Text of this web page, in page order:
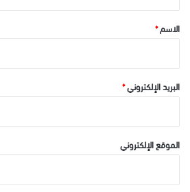
*الاسم*
البريد الإلكتروني*
الموقع الإلكتروني